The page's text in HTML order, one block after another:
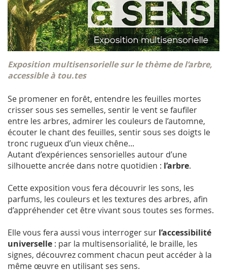
Exposition multisensorielle sur le thème de l’arbre,
accessible à tou.tes
Se promener en forêt, entendre les feuilles mortes
crisser sous ses semelles, sentir le vent se faufiler
entre les arbres, admirer les couleurs de l’automne,
écouter le chant des feuilles, sentir sous ses doigts le
tronc rugueux d’un vieux chêne...
Autant d’expériences sensorielles autour d’une
silhouette ancrée dans notre quotidien : l’arbre.
Cette exposition vous fera découvrir les sons, les
parfums, les couleurs et les textures des arbres, afin
d’appréhender cet être vivant sous toutes ses formes.
Elle vous fera aussi vous interroger sur l’accessibilité
universelle : par la multisensorialité, le braille, les
signes, découvrez comment chacun peut accéder à la
même œuvre en utilisant ses sens.